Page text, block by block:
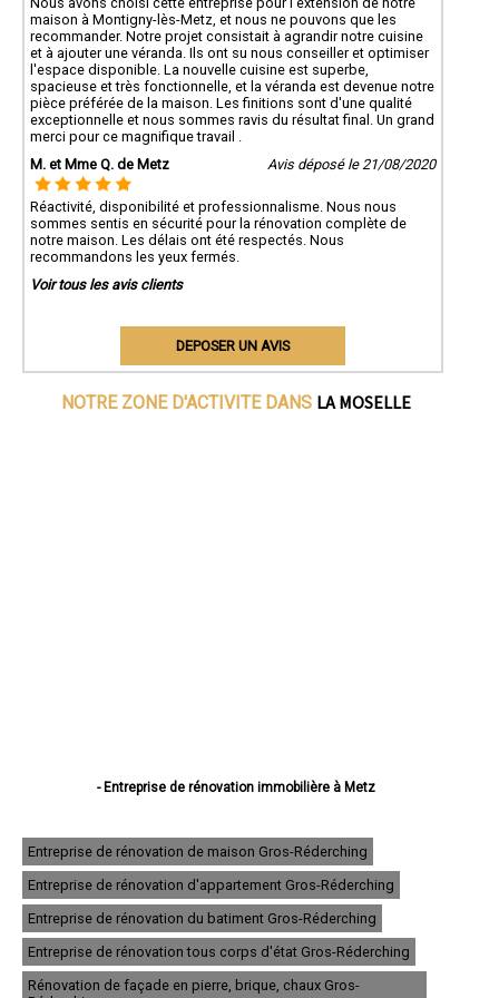
maison à Montigny-lès-Metz, et nous ne pouvons que les
recommander. Notre projet consistait à agrandir notre cuisine
et à ajouter une véranda. Ils ont su nous conseiller et optimiser
l'espace disponible. La nouvelle cuisine est superbe,
spacieuse et très fonctionnelle, et la véranda est devenue notre
pièce préférée de la maison. Les finitions sont d'une qualité
exceptionnelle et nous sommes ravis du résultat final. Un grand
merci pour ce magnifique travail .
M. et Mme Q. de Metz
Avis déposé le 21/08/2020
Réactivité, disponibilité et professionnalisme. Nous nous
sommes sentis en sécurité pour la rénovation complète de
notre maison. Les délais ont été respectés. Nous
recommandons les yeux fermés.
Voir tous les avis clients
DEPOSER UN AVIS
NOTRE ZONE D'ACTIVITE DANS LA MOSELLE
- Entreprise de rénovation immobilière à Metz
- Entreprise de rénovation immobilière à Sarreguemines
- Entreprise de rénovation immobilière à Forbach
- Entreprise de rénovation immobilière à Saint-Avold
- Entreprise de rénovation immobilière à Yutz
- Entreprise de rénovation immobilière à Hayange
- Entreprise de rénovation immobilière à Creutzwald
- Entreprise de rénovation immobilière à Freyming-Merlebach
- Entreprise de rénovation immobilière à Sarrebourg
Entreprise de rénovation de maison Gros-Réderching
Entreprise de rénovation d'appartement Gros-Réderching
Entreprise de rénovation du batiment Gros-Réderching
Entreprise de rénovation tous corps d'état Gros-Réderching
Rénovation de façade en pierre, brique, chaux Gros-